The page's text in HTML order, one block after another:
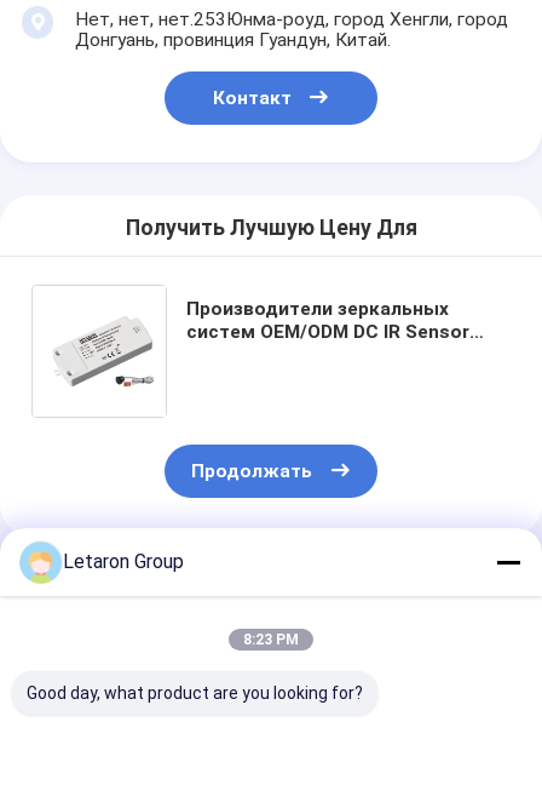
Нет, нет, нет.253Юнма-роуд, город Хенгли, город
Донгуань, провинция Гуандун, Китай.
Контакт
Получить Лучшую Цену Для
Производители зеркальных
систем OEM/ODM DC IR Sensor
Продолжать
Порекомендованные Продукты
Letaron Group
8:23 PM
Good day, what product are you looking for?